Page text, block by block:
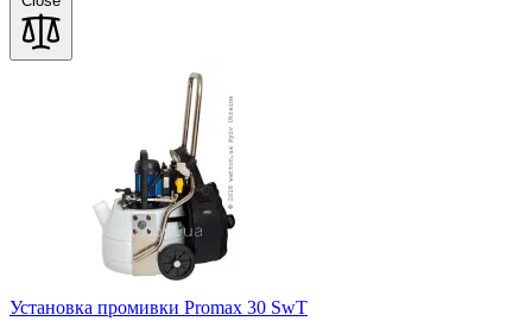
Установка промивки Promax 30 SwT